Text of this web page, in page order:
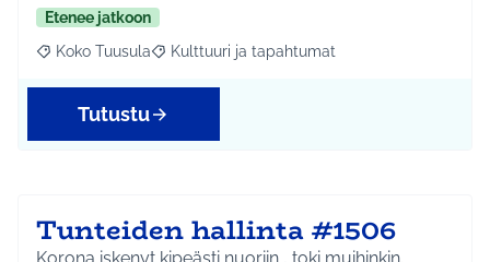
Etenee jatkoon
Rajaa tulokset aihepiirin mukaan: Koko Tuusula
Koko Tuusula Rajaa tulokset teeman mukaan: Kulttuuri ja
Kulttuuri ja tapahtumat
Tutustu
Tunteiden hallinta #1506